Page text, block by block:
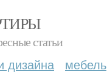
статьи
дизайна мебель